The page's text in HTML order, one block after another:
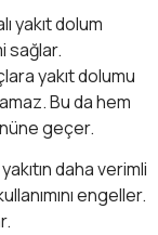
yakıt dolum
sağlar.
yakıt dolumu
Bu da hem
geçer.
daha verimli
engeller.